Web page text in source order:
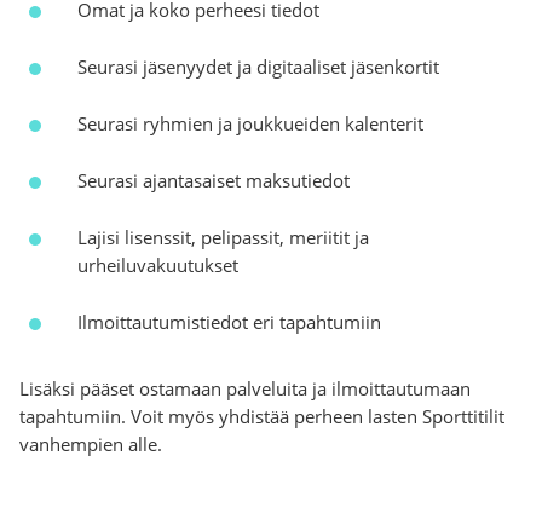
Omat ja koko perheesi tiedot
Seurasi jäsenyydet ja digitaaliset jäsenkortit
Seurasi ryhmien ja joukkueiden kalenterit
Seurasi ajantasaiset maksutiedot
Lajisi lisenssit, pelipassit, meriitit ja
urheiluvakuutukset
Ilmoittautumistiedot eri tapahtumiin
Lisäksi pääset ostamaan palveluita ja ilmoittautumaan
tapahtumiin. Voit myös yhdistää perheen lasten Sporttitilit
vanhempien alle.